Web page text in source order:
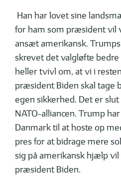
Han har lovet sine
for ham som præsident vil
ansæt amerikansk.
skrevet det valgløfte
heller tvivl om, at vi i
præsident Biden skal tage
egen sikkerhed. Det er
NATO-alliancen. Trump
Danmark til at hoste op
pres for at bidrage mere
sig på amerikansk hjælp
præsident Biden.